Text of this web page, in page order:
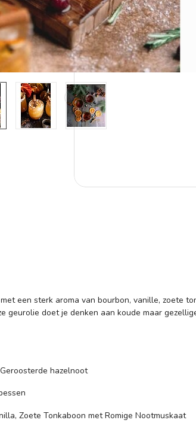
een sterk aroma van bourbon, vanille, zoete
geurolie doet je denken aan koude maar
hazelnoot
Zoete Tonkaboon met Romige Nootmuskaat